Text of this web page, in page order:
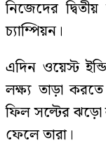
নিজেদের
চ্যাম্পিয়ন।
এদিন ওয়েস্ট
লক্ষ্য তাড়া
ফিল সল্টের ঝড়ো
ফেলে তারা।